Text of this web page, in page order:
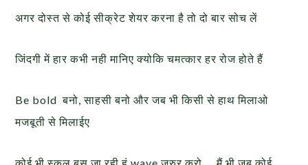
अगर दोस्त से कोई सीक्रेट शेयर करना है तो दो बार सोच लें
जिंदगी में हार कभी नही मानिए क्योकि चमत्कार हर रोज होते हैं
Be bold बनो, साहसी बनो और जब भी किसी से हाथ मिलाओ
मजबूती से मिलाईए